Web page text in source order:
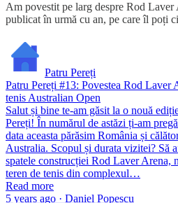
Am povestit pe larg despre Rod
publicat în urmă cu an, pe care îl poți
Patru Pereți
Patru Pereți #13: Povestea Rod Laver
tenis Australian Open
Salut și bine te-am găsit la o nouă
Pereți! În numărul de astăzi ți-am
data aceasta părăsim România și
Australia. Scopul și durata vizitei? Să
spatele construcției Rod Laver Arena,
teren de tenis din complexul…
Read more
5 years ago · Daniel Popescu